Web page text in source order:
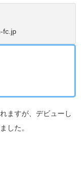
fc.jp
ますが、デビューし
した。